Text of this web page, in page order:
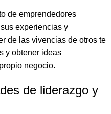
de emprendedores
experiencias y
de las vivencias de otros te
y obtener ideas
negocio.
de liderazgo y